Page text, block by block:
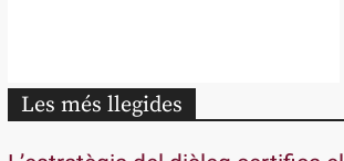
Les més llegides